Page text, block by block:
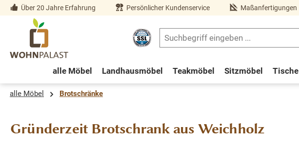
Zur Hauptnavigation springen
Über 20 Jahre Erfahrung Persönlicher Kundenservice Maßanfertigungen
alle Möbel Landhausmöbel Teakmöbel Sitzmöbel Tische
alle Möbel Brotschränke
Gründerzeit Brotschrank aus Weichholz